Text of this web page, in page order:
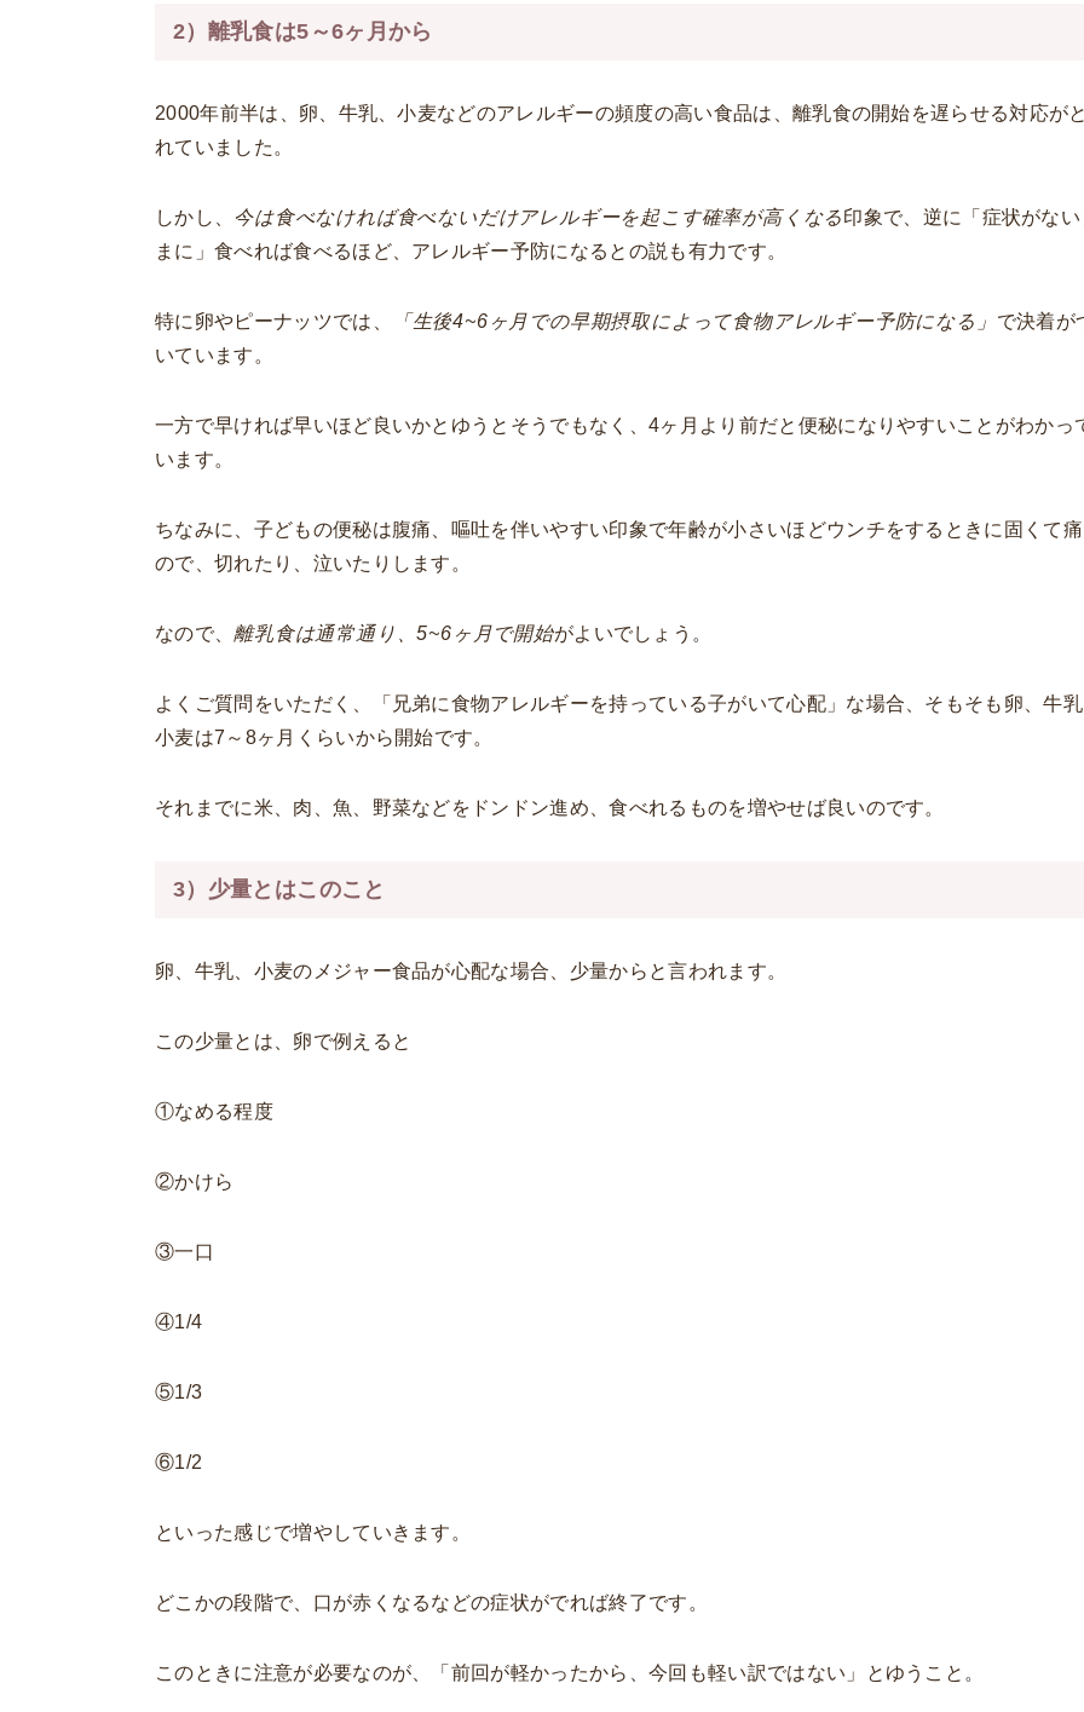
2）離乳食は5～6ヶ月から
2000年前半は、卵、牛乳、小麦などのアレルギーの頻度の高い食品は、離乳食の開始を遅らせる対応が
れていました。
しかし、 今は食べなければ食べないだけアレルギーを起こす確率が高くなる印象で、逆に「症状がない
まに」食べれば食べるほど、アレルギー予防になるとの説も有力です。
特に卵やピーナッツでは、 「生後4~6ヶ月での早期摂取によって食物アレルギー予防になる」 で決着が
いています。
一方で早ければ早いほど良いかとゆうとそうでもなく、4ヶ月より前だと便秘になりやすいことがわかっ
います。
ちなみに、子どもの便秘は腹痛、嘔吐を伴いやすい印象で年齢が小さいほどウンチをするときに固くて
ので、切れたり、泣いたりします。
なので、 離乳食は通常通り、5~6ヶ月で開始がよいでしょう。
よくご質問をいただく、「兄弟に食物アレルギーを持っている子がいて心配」な場合、そもそも卵、牛乳
小麦は7～8ヶ月くらいから開始です。
それまでに米、肉、魚、野菜などをドンドン進め、食べれるものを増やせば良いのです。
3）少量とはこのこと
卵、牛乳、小麦のメジャー食品が心配な場合、少量からと言われます。
この少量とは、卵で例えると
①なめる程度
②かけら
③一口
④1/4
⑤1/3
⑥1/2
といった感じで増やしていきます。
どこかの段階で、口が赤くなるなどの症状がでれば終了です。
このときに注意が必要なのが、「前回が軽かったから、今回も軽い訳ではない」とゆうこと。